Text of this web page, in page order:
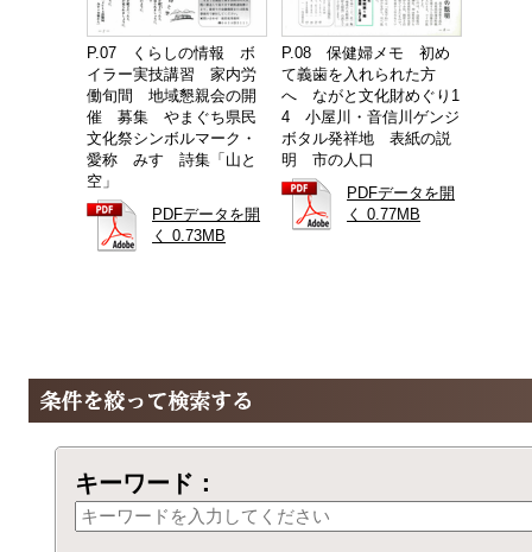
P.07 くらしの情報 ボ
イラー実技講習 家内労
働旬間 地域懇親会の開
催 募集 やまぐち県民
文化祭シンボルマーク・
愛称 みすゞ詩集「山と
空」
PDFデータを開
く 0.73MB
P.08 保健婦メモ 初め
て義歯を入れられた方
へ ながと文化財めぐり1
4 小屋川・音信川ゲンジ
ボタル発祥地 表紙の説
明 市の人口
PDFデータを開
く 0.77MB
キーワード：